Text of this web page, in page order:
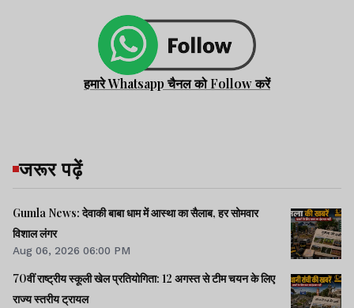
हमारे Whatsapp चैनल को Follow करें
जरूर पढ़ें
Gumla News: देवाकी बाबा धाम में आस्था का सैलाब, हर सोमवार
विशाल लंगर
Aug 06, 2026 06:00 PM
70वीं राष्ट्रीय स्कूली खेल प्रतियोगिता: 12 अगस्त से टीम चयन के लिए
राज्य स्तरीय ट्रायल